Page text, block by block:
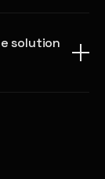
solution